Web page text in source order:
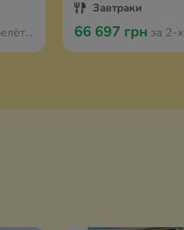
Завтраки
66 697 грн за 2-х